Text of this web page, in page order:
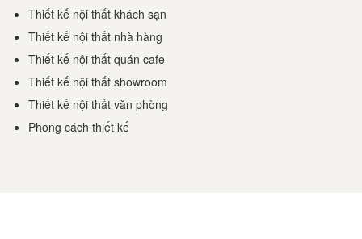
Thiết kế nội thất khách sạn
Thiết kế nội thất nhà hàng
Thiết kế nội thất quán cafe
Thiết kế nội thất showroom
Thiết kế nội thất văn phòng
Phong cách thiết kế